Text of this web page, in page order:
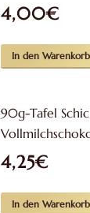
4,00€
In den Warenkorb
90g-Tafel
4,25€
In den Warenkorb